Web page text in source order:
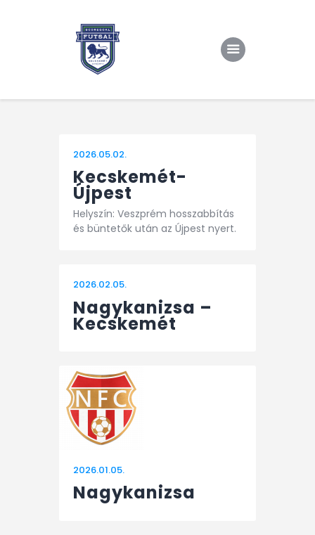
Eredmények, csapat
Hírek
Kapcsolat
2026.05.02.
Kecskemét-
Újpest
Helyszín: Veszprém hosszabbítás
és büntetők után az Újpest nyert.
2026.02.05.
Nagykanizsa –
Kecskemét
2026.01.05.
Nagykanizsa